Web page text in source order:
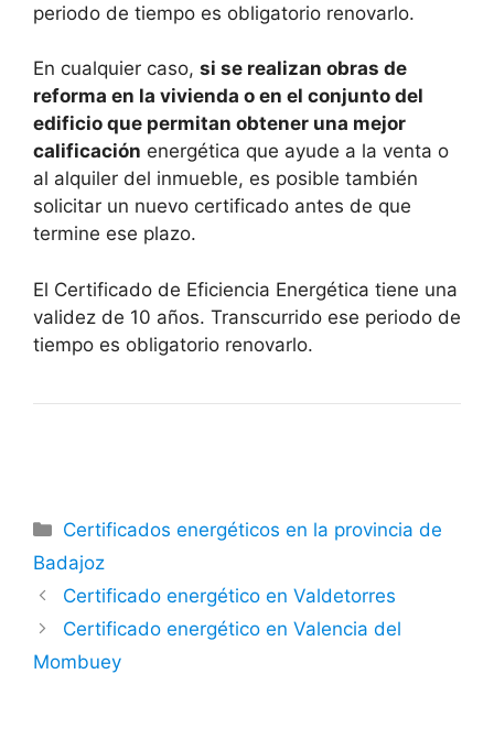
periodo de tiempo es obligatorio renovarlo.
En cualquier caso, si se realizan obras de
reforma en la vivienda o en el conjunto del
edificio que permitan obtener una mejor
calificación energética que ayude a la venta o
al alquiler del inmueble, es posible también
solicitar un nuevo certificado antes de que
termine ese plazo.
El Certificado de Eficiencia Energética tiene una
validez de 10 años. Transcurrido ese periodo de
tiempo es obligatorio renovarlo.
Categorías
Certificados energéticos en la provincia de
Badajoz
Certificado energético en Valdetorres
Certificado energético en Valencia del
Mombuey